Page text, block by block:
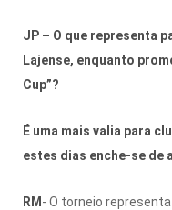
JP – O que representa
Lajense, enquanto
Cup”?
É uma mais valia para
estes dias enche-se de
RM - O torneio